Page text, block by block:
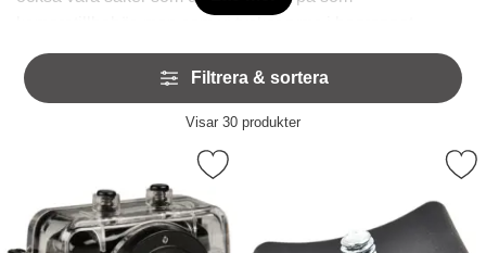
För det är kort sagt kameratillbehören som är de små
sakerna som gör det roligt att fotografera!
Hoppa
över
filtersektionen
Filtrera & sortera
Filtrera & sortera
Visar 30 produkter
Markera actionkamera Denver 1301 720 p som favorit
Markera adapter